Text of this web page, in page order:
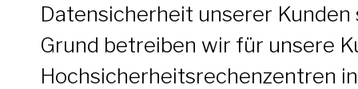
Datensicherheit unserer
Grund betreiben wir für unsere
Hochsicherheitsrechenzentren